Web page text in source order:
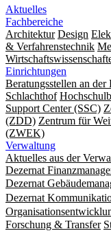
Aktuelles
Fachbereiche
Architektur Design
& Verfahrenstechnik
Einrichtungen
Beratungsstellen an der
Schlachthof
Support Center (SSC)
(ZDD) Zentrum für
(ZWEK)
Verwaltung
Aktuelles aus der
Dezernat
Dezernat
Dezernat
Forschung & Transfer